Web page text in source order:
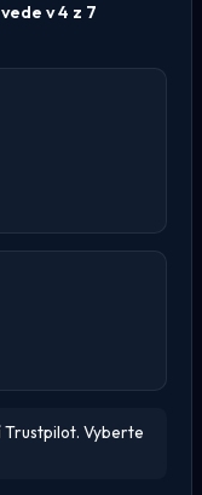
v 4 z 7
Trustpilot. Vyberte